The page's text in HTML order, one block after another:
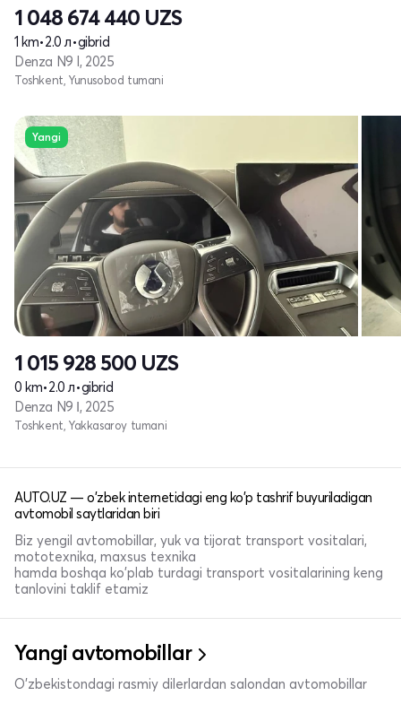
1 048 674 440 UZS
1 km•2.0 л•gibrid
Denza N9 I, 2025
Toshkent, Yunusobod tumani
Yangi
1 015 928 500 UZS
0 km•2.0 л•gibrid
Denza N9 Ι, 2025
Toshkent, Yakkasaroy tumani
AUTO.UZ — o'zbek internetidagi eng ko'p tashrif buyuriladigan
avtomobil saytlaridan biri
Biz yengil avtomobillar, yuk va tijorat transport vositalari,
mototexnika, maxsus texnika
hamda boshqa ko'plab turdagi transport vositalarining keng
tanlovini taklif etamiz
Yangi avtomobillar
O'zbekistondagi rasmiy dilerlardan salondan avtomobillar